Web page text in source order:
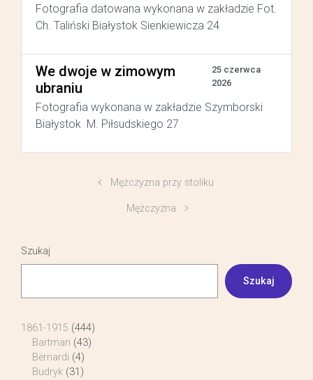
Fotografia datowana wykonana w zakładzie Fot.
Ch. Taliński Białystok Sienkiewicza 24
We dwoje w zimowym
ubraniu
25 czerwca
2026
Fotografia wykonana w zakładzie Szymborski
Białystok M. Piłsudskiego 27
Mężczyzna przy stoliku
Mężczyzna
Szukaj
Szukaj
1861-1915 (444)
Bartman (43)
Bernardi (4)
Budryk (31)